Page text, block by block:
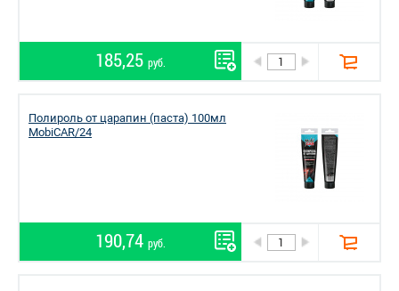
185,25 руб.
Полироль от царапин (паста) 100мл
MobiCAR/24
190,74 руб.